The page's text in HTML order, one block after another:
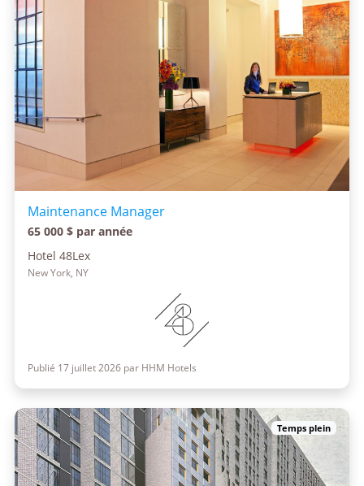
Maintenance Manager
65 000 $ par année
Hotel 48Lex
New York, NY
Publié 17 juillet 2026 par HHM Hotels
Temps plein